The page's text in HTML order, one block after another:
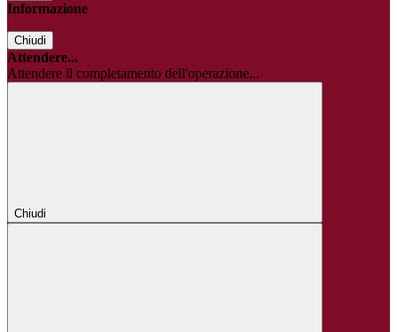
Informazione
Chiudi
Attendere...
Attendere il completamento dell'operazione...
Chiudi